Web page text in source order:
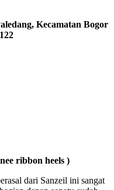
Kecamatan Bogor
ribbon heels )
dari Sanzeil ini sangat